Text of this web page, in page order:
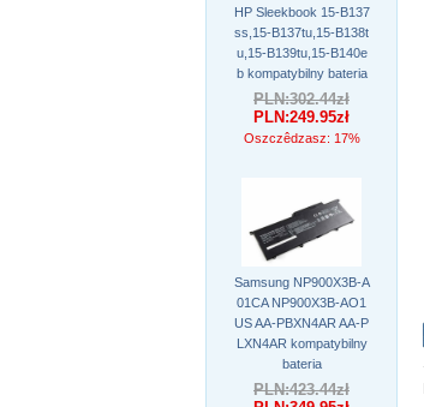
HP Sleekbook 15-B137
ss,15-B137tu,15-B138t
u,15-B139tu,15-B140e
b kompatybilny bateria
PLN:302.44zł
PLN:249.95zł
Oszczêdzasz: 17%
Samsung NP900X3B-A
01CA NP900X3B-AO1
US AA-PBXN4AR AA-P
LXN4AR kompatybilny
bateria
PLN:423.44zł